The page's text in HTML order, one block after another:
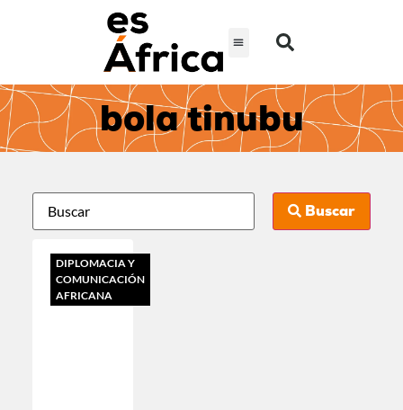
bola tinubu
Buscar
DIPLOMACIA Y
COMUNICACIÓN
AFRICANA